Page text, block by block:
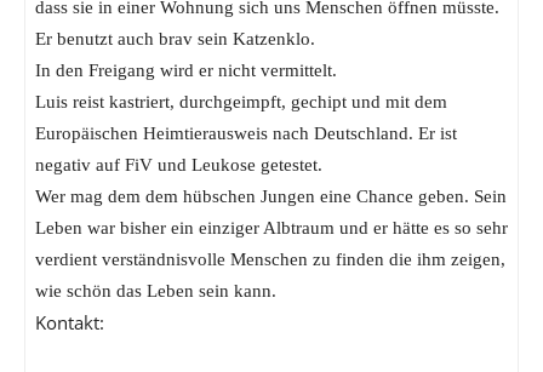
dass sie in einer Wohnung sich uns Menschen öffnen müsste.
Er benutzt auch brav sein Katzenklo.
In den Freigang wird er nicht vermittelt.
Luis reist kastriert, durchgeimpft, gechipt und mit dem
Europäischen Heimtierausweis nach Deutschland. Er ist
negativ auf FiV und Leukose getestet.
Wer mag dem dem hübschen Jungen eine Chance geben. Sein
Leben war bisher ein einziger Albtraum und er hätte es so sehr
verdient verständnisvolle Menschen zu finden die ihm zeigen,
wie schön das Leben sein kann.
Kontakt: